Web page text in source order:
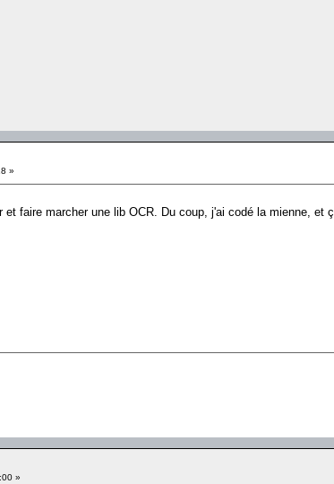
»
faire marcher une lib OCR. Du coup, j'ai codé la mienne,
»